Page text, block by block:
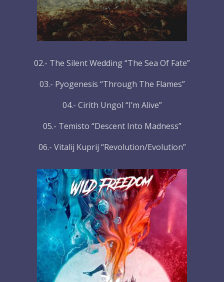
02.- The Silent Wedding “The Sea Of Fate”
03.- Pyogenesis “Through The Flames”
04.- Cirith Ungol “I’m Alive”
05.- Temisto “Descent Into Madness”
06.- Vitalij Kuprij “Revolution/Evolution”